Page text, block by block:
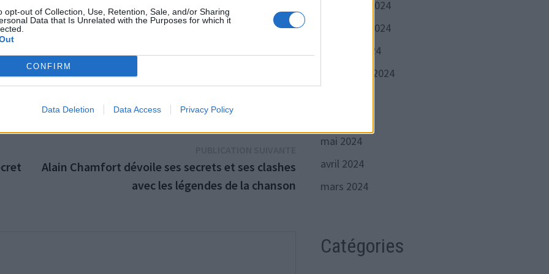
opt-out of Collection, Use, Retention, Sale, and/or Sharing
Data that Is Unrelated with the Purposes for which it
CONFIRM
Data Deletion Data Access Privacy Policy
réputé, il offre un écrin de verdure soigneusement
et grande piscine familiale, tout invite à la relaxation.
excellence et sobriété. Une propriété d’exception où le luxe se
élégance.
Publication
suivante :
Alain Chamfort dévoile ses secrets et ses clashes
avec les légendes de la chanson
décembre 2024
novembre 2024
octobre 2024
septembre 2024
mai 2024
avril 2024
mars 2024
Catégories